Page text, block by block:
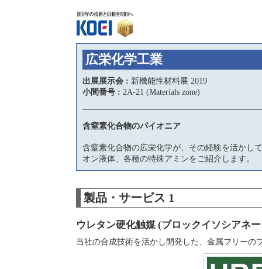
広栄化学工業
出展展示会 : 新機能性材料展 2019
小間番号 : 2A-21 (Materials zone)
含窒素化合物のパイオニア
含窒素化合物の広栄化学が、その経験を活かし
オン液体、各種の特殊アミンをご紹介します。
製品・サービス 1
ウレタン硬化触媒 (ブロックイソシアネ
当社の合成技術を活かし開発した、金属フリー